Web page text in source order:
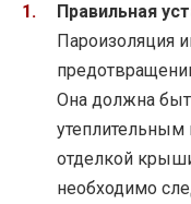
Правильная
Пароизоляция
Она должна
утеплительным
отделкой
необходимо